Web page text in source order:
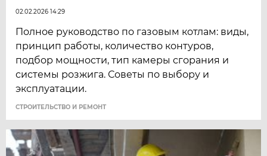
02.02.2026 14:29
Полное руководство по газовым котлам: виды,
принцип работы, количество контуров,
подбор мощности, тип камеры сгорания и
системы розжига. Советы по выбору и
эксплуатации.
СТРОИТЕЛЬСТВО И РЕМОНТ